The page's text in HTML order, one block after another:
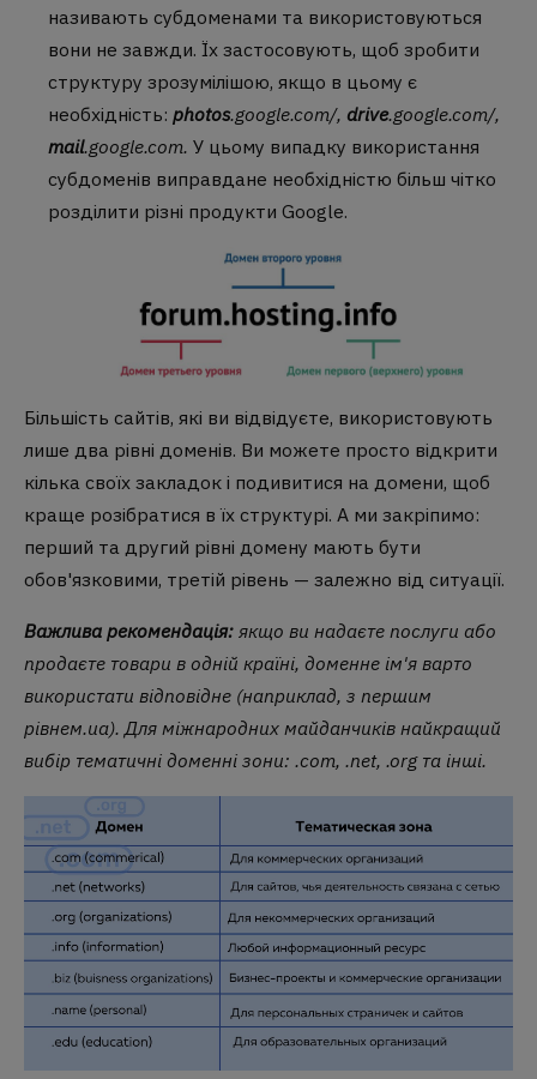
називають субдоменами та використовуються
вони не завжди. Їх застосовують, щоб зробити
структуру зрозумілішою, якщо в цьому є
необхідність: photos.google.com/, drive.google.com/,
mail.google.com. У цьому випадку використання
субдоменів виправдане необхідністю більш чітко
розділити різні продукти Google.
Більшість сайтів, які ви відвідуєте, використовують
лише два рівні доменів. Ви можете просто відкрити
кілька своїх закладок і подивитися на домени, щоб
краще розібратися в їх структурі. А ми закріпимо:
перший та другий рівні домену мають бути
обов'язковими, третій рівень — залежно від ситуації.
Важлива рекомендація: якщо ви надаєте послуги або
продаєте товари в одній країні, доменне ім'я варто
використати відповідне (наприклад, з першим
рівнем.ua). Для міжнародних майданчиків найкращий
вибір тематичні доменні зони: .com, .net, .org та інші.